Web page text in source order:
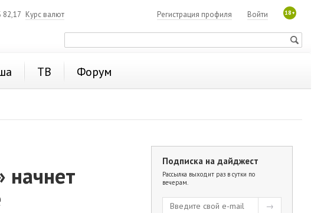
82,17 Курс валют 18+
Войти
Регистрация профиля
ТВ Форум
начнет
Подписка на дайджест
Рассылка выходит раз в сутки по
вечерам.